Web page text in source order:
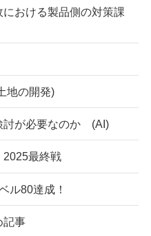
おける製品側の対策課
地の開発)
討が必要なのか (AI)
最終戦
ル80達成！
記事